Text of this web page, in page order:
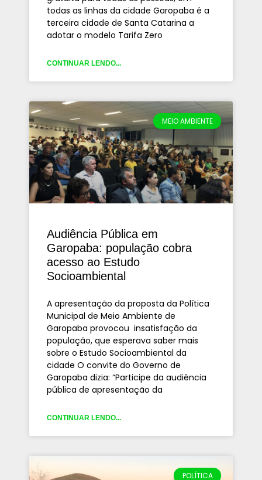
todas as linhas da cidade Garopaba é a
terceira cidade de Santa Catarina a
adotar o modelo Tarifa Zero
CONTINUAR LENDO...
MEIO AMBIENTE
Audiência Pública em
Garopaba: população cobra
acesso ao Estudo
Socioambiental
A apresentação da proposta da Política
Municipal de Meio Ambiente de
Garopaba provocou insatisfação da
população, que esperava saber mais
sobre o Estudo Socioambiental da
cidade O convite do Governo de
Garopaba dizia: “Participe da audiência
pública de apresentação da
CONTINUAR LENDO...
POLÍTICA